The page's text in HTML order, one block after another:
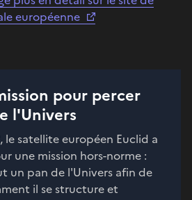
européenne
pour perc​​er
l'Univers
le satellite européen Euclid a
une mission hors-norme :
un pan de l'Univers afin de
il se structure et